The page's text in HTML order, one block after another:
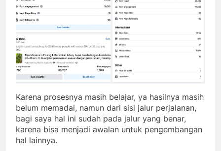
Karena prosesnya masih belajar, ya hasilnya masih
belum memadai, namun dari sisi jalur perjalanan,
bagi saya hal ini sudah pada jalur yang benar,
karena bisa menjadi awalan untuk pengembangan
hal lainnya.